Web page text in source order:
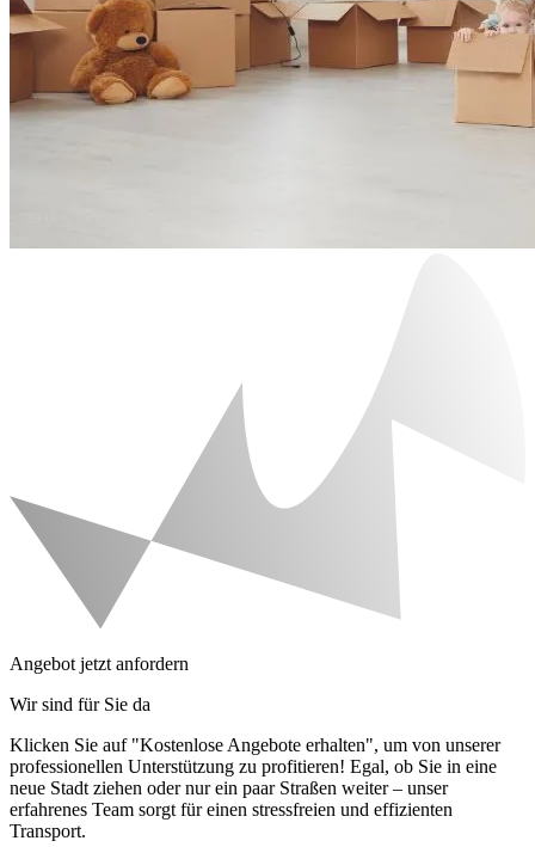
Angebot jetzt anfordern
Wir sind für Sie da
Klicken Sie auf "Kostenlose Angebote erhalten", um von unserer
professionellen Unterstützung zu profitieren! Egal, ob Sie in eine
neue Stadt ziehen oder nur ein paar Straßen weiter – unser
erfahrenes Team sorgt für einen stressfreien und effizienten
Transport.